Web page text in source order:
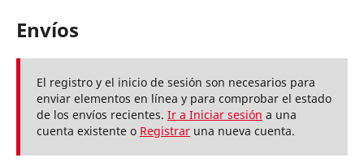
Envíos
El registro y el inicio de sesión son necesarios para
enviar elementos en línea y para comprobar el estado
de los envíos recientes. Ir a Iniciar sesión a una
cuenta existente o Registraruna nueva cuenta.